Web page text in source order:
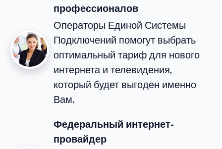
профессионалов
Операторы Единой Системы
Подключений помогут выбрать
оптимальный тариф для нового
интернета и телевидения,
который будет выгоден именно
Вам.
Федеральный интернет-
провайдер